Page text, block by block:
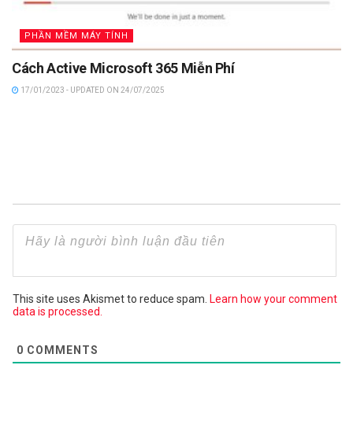
PHẦN MỀM MÁY TÍNH
Cách Active Microsoft 365 Miễn Phí
17/01/2023 - UPDATED ON 24/07/2025
This site uses Akismet to reduce spam. Learn how your comment
data is processed.
0 COMMENTS